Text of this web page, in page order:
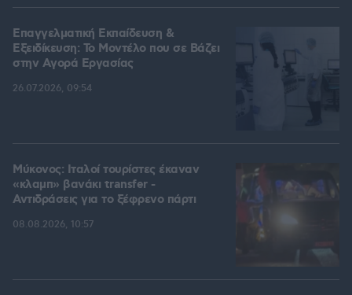
Επαγγελματική Εκπαίδευση &
Εξειδίκευση: Το Mοντέλο που σε Bάζει
στην Aγορά Eργασίας
26.07.2026, 09:54
Μύκονος: Ιταλοί τουρίστες έκαναν
«κλαμπ» βανάκι transfer -
Αντιδράσεις για το ξέφρενο πάρτι
08.08.2026, 10:57